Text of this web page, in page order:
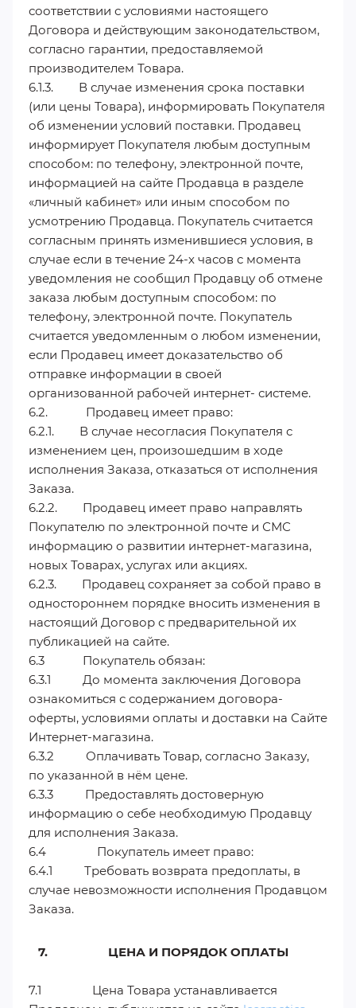
соответствии с условиями настоящего
Договора и действующим законодательством,
согласно гарантии, предоставляемой
производителем Товара.
6.1.3. В случае изменения срока поставки
(или цены Товара), информировать Покупателя
об изменении условий поставки. Продавец
информирует Покупателя любым доступным
способом: по телефону, электронной почте,
информацией на сайте Продавца в разделе
«личный кабинет» или иным способом по
усмотрению Продавца. Покупатель считается
согласным принять изменившиеся условия, в
случае если в течение 24-х часов с момента
уведомления не сообщил Продавцу об отмене
заказа любым доступным способом: по
телефону, электронной почте. Покупатель
считается уведомленным о любом изменении,
если Продавец имеет доказательство об
отправке информации в своей
организованной рабочей интернет- системе.
6.2. Продавец имеет право:
6.2.1. В случае несогласия Покупателя с
изменением цен, произошедшим в ходе
исполнения Заказа, отказаться от исполнения
Заказа.
6.2.2. Продавец имеет право направлять
Покупателю по электронной почте и СМС
информацию о развитии интернет-магазина,
новых Товарах, услугах или акциях.
6.2.3. Продавец сохраняет за собой право в
одностороннем порядке вносить изменения в
настоящий Договор с предварительной их
публикацией на сайте.
6.3 Покупатель обязан:
6.3.1 До момента заключения Договора
ознакомиться с содержанием договора-
оферты, условиями оплаты и доставки на Сайте
Интернет-магазина.
6.3.2 Оплачивать Товар, согласно Заказу,
по указанной в нём цене.
6.3.3 Предоставлять достоверную
информацию о себе необходимую Продавцу
для исполнения Заказа.
6.4 Покупатель имеет право:
6.4.1 Требовать возврата предоплаты, в
случае невозможности исполнения Продавцом
Заказа.
7. ЦЕНА И ПОРЯДОК ОПЛАТЫ
7.1 Цена Товара устанавливается